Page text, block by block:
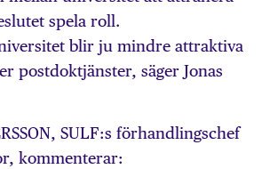
spela roll.
blir ju mindre attraktiva
postdoktjänster, säger Jonas
SULF:s förhandlingschef
kommenterar: